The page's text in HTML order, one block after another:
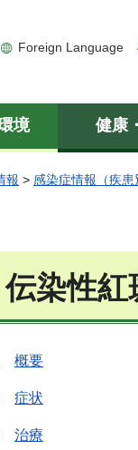
Foreign Language
境 健康
報 > 感染症情報（疾患
伝染性紅
概要
症状
治療